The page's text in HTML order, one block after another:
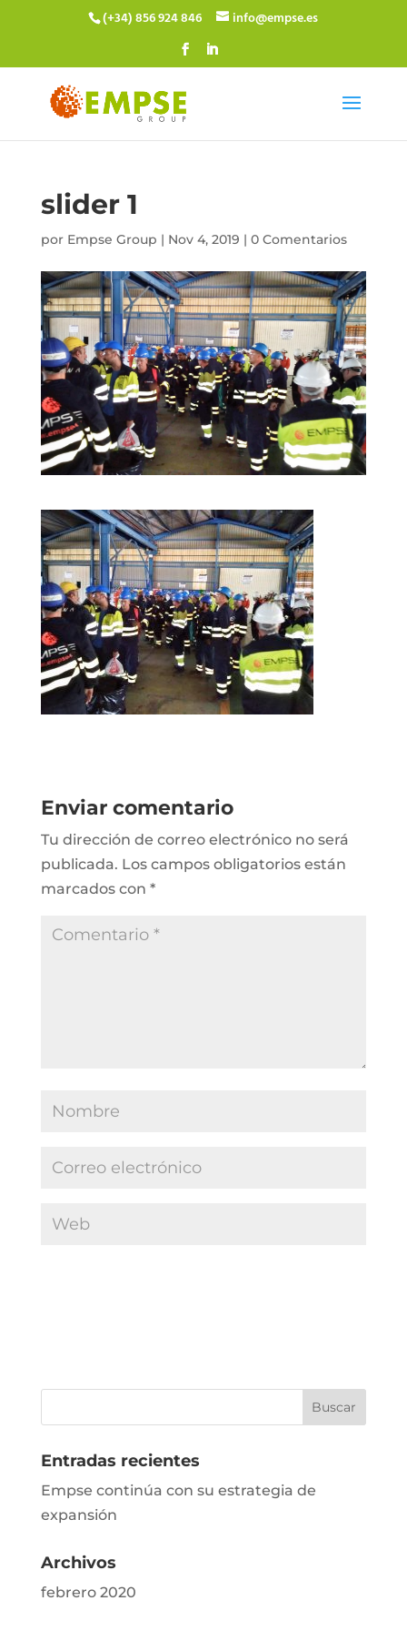
(+34) 856 924 846 info@empse.es
slider 1
por Empse Group | Nov 4, 2019 | 0 Comentarios
Enviar comentario
Tu dirección de correo electrónico no será
publicada. Los campos obligatorios están
marcados con *
Entradas recientes
Empse continúa con su estrategia de
expansión
Archivos
febrero 2020